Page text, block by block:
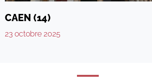
CAEN (14)
23 octobre 2025